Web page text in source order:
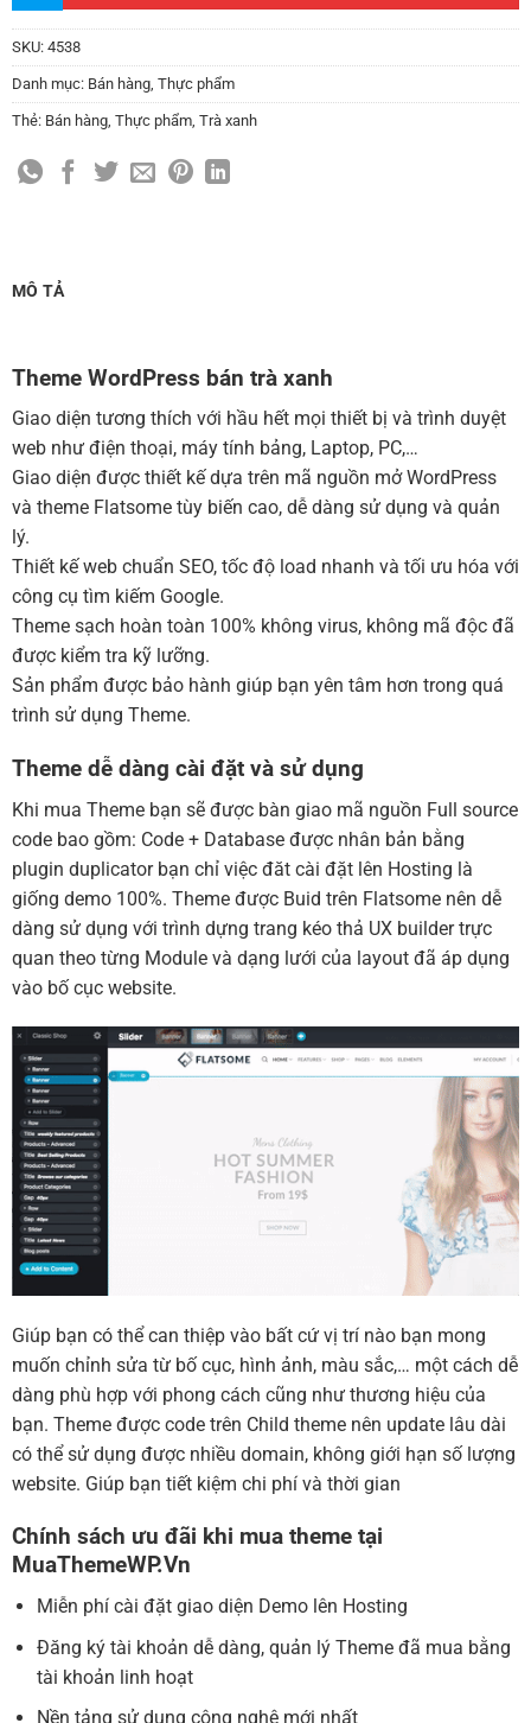
Thiết kế 2 banner chạy ở slider chính
Thay đổi màu sắc toàn bộ site theo yêu cầu
(+150,000 ₫)
Thiết kế logo đơn giản để đăng web
MUA THÊM TÊN MIỀN + HOSTING
Tên miền Việt Nam .vn (1 năm)
(+550,000 ₫)
Hosting 2GB SSD (1 năm)
(+700,000 ₫)
Hosting 4GB SSD (1 năm)(+1,000,000 ₫)
Hosting 8GB SSD (1 năm)(+1,200,000 ₫)
SKU: 4538
Danh mục: Bán hàng Thực phẩm
Thẻ: Bán hàng Thực phẩm Trà xanh
MÔ TẢ
Theme WordPress bán trà xanh
Giao diện tương thích với hầu hết mọi thiết bị và trình duyệt
web như điện thoại, máy tính bảng, Laptop, PC,…
Giao diện được thiết kế dựa trên mã nguồn mở WordPress
và theme Flatsome tùy biến cao, dễ dàng sử dụng và quản
lý.
Thiết kế web chuẩn SEO, tốc độ load nhanh và tối ưu hóa với
công cụ tìm kiếm Google.
Theme sạch hoàn toàn 100% không virus, không mã độc đã
được kiểm tra kỹ lưỡng.
Sản phẩm được bảo hành giúp bạn yên tâm hơn trong quá
trình sử dụng Theme.
Theme dễ dàng cài đặt và sử dụng
Khi mua Theme bạn sẽ được bàn giao mã nguồn Full source
code bao gồm: Code + Database được nhân bản bằng
plugin duplicator bạn chỉ việc đăt cài đặt lên Hosting là
giống demo 100%. Theme được Buid trên Flatsome nên dễ
dàng sử dụng với trình dựng trang kéo thả UX builder trực
quan theo từng Module và dạng lưới của layout đã áp dụng
vào bố cục website.
Giúp bạn có thể can thiệp vào bất cứ vị trí nào bạn mong
muốn chỉnh sửa từ bố cục, hình ảnh, màu sắc,… một cách dễ
dàng phù hợp với phong cách cũng như thương hiệu của
bạn. Theme được code trên Child theme nên update lâu dài
có thể sử dụng được nhiều domain, không giới hạn số lượng
website. Giúp bạn tiết kiệm chi phí và thời gian
Chính sách ưu đãi khi mua theme tại
MuaThemeWP.Vn
Miễn phí cài đặt giao diện Demo lên Hosting
Đăng ký tài khoản dễ dàng, quản lý Theme đã mua bằng
tài khoản linh hoạt
Nền tảng sử dụng công nghệ mới nhất